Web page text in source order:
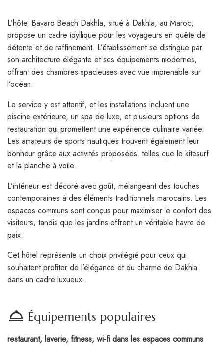
L’hôtel Bavaro Beach Dakhla, situé à Dakhla, au Maroc,
propose un cadre idyllique pour les voyageurs en quête de
détente et de raffinement. L’établissement se distingue par
son architecture élégante et ses équipements modernes,
offrant des chambres spacieuses avec vue imprenable sur
l’océan.
Le service y est attentif, et les installations incluent une
piscine extérieure, un spa de luxe, et plusieurs options de
restauration qui promettent une expérience culinaire variée.
Les amateurs de sports nautiques trouvent également leur
bonheur grâce aux activités proposées, telles que le kitesurf
et la planche à voile.
L’intérieur est décoré avec goût, mélangeant des touches
contemporaines à des éléments traditionnels marocains. Les
espaces communs sont conçus pour maximiser le confort des
visiteurs, tandis que les jardins offrent un véritable havre de
paix.
Cet hôtel représente un choix privilégié pour ceux qui
souhaitent profiter de l’élégance et du charme de Dakhla
dans un cadre luxueux.
room_service Équipements populaires
restaurant, laverie, fitness, wi-fi dans les espaces communs